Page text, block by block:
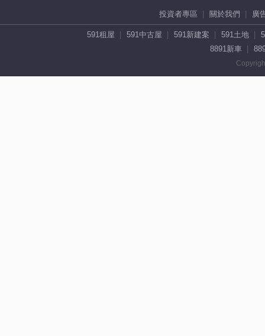
投資者專區 關於我們 廣
591租屋 591中古屋 591新建案 591土地
8891新車